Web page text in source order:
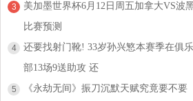
3
美加墨世界杯6月12日周五加拿大VS波
比赛预测
4
还要找射门靴! 33岁孙兴慜本赛季在俱乐
部13场9送助攻 还
5
《永劫无间》振刀沉默天赋究竟要不要